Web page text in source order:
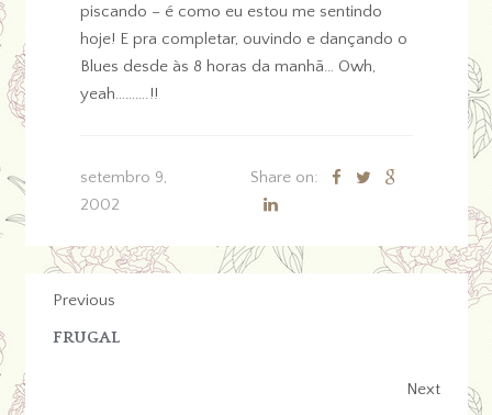
piscando – é como eu estou me sentindo
hoje! E pra completar, ouvindo e dançando o
Blues desde às 8 horas da manhã… Owh,
yeah……….!!
setembro 9,
2002
Share on:
Previous
FRUGAL
Next